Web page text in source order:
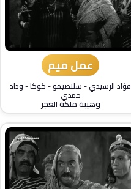
عمل ميم
فؤاد الرشيدي-شلاضيمو-كوكا-وداد
حمدي
وهيبة ملكة الغجر